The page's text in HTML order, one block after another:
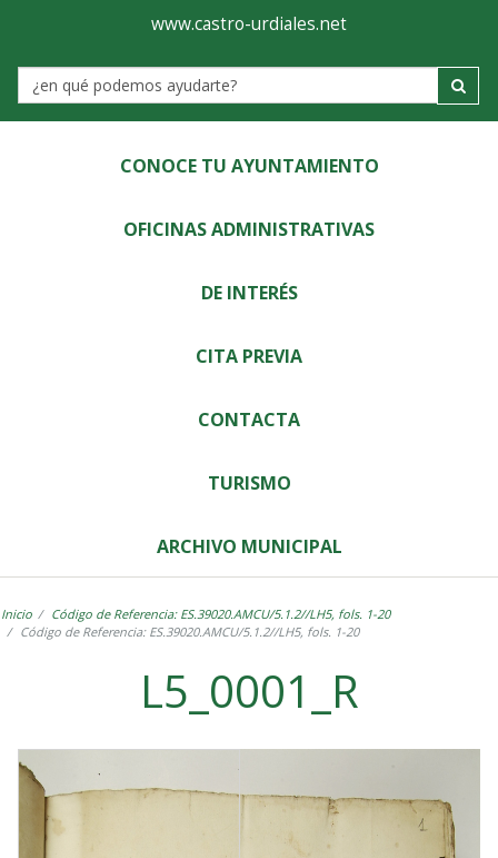
Ayuntamiento
de
Castro-
Urdiales
www.castro-urdiales.net
Label
CONOCE TU AYUNTAMIENTO
OFICINAS ADMINISTRATIVAS
DE INTERÉS
CITA PREVIA
CONTACTA
TURISMO
ARCHIVO MUNICIPAL
Inicio
Código de Referencia: ES.39020.AMCU/5.1.2//LH5, fols. 1-20
Código de Referencia: ES.39020.AMCU/5.1.2//LH5, fols. 1-20
L5_0001_R